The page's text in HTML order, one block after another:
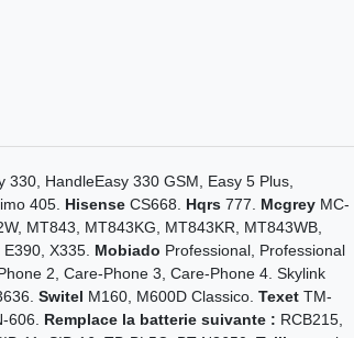
330, HandleEasy 330 GSM, Easy 5 Plus,
405. Hisense CS668. Hqrs 777. Mcgrey MC-
MT843, MT843KG, MT843KR, MT843WB,
E390, X335. Mobiado Professional, Professional
2, Care-Phone 3, Care-Phone 4. Skylink
Switel M160, M600D Classico. Texet TM-
606. Remplace la batterie suivante : RCB215,